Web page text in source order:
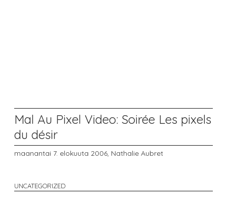
Mal Au Pixel Video: Soirée Les pixels
du désir
maanantai 7. elokuuta 2006, Nathalie Aubret
UNCATEGORIZED